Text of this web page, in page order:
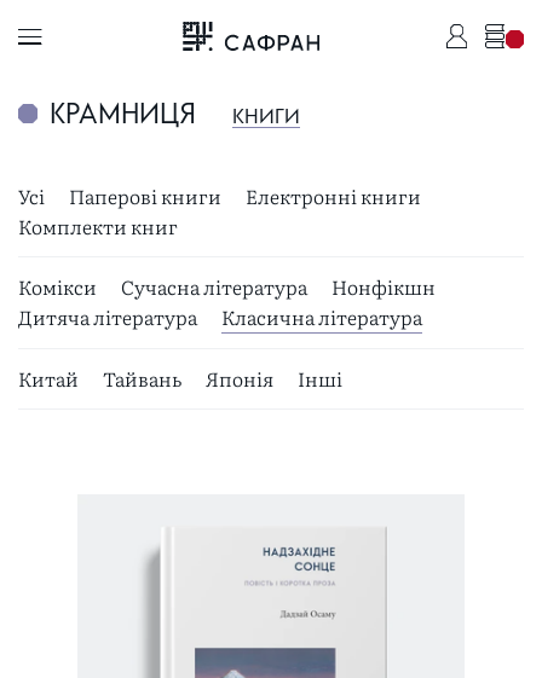
КРАМНИЦЯ КНИГИ
Усі Паперові книги
Електронні книги
Комплекти книг
Комікси Сучасна література
Нонфікшн
Дитяча література
Класична література
Китай Тайвань Японія Інші